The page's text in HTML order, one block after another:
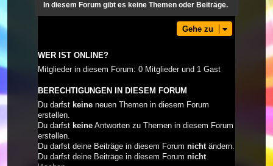
In diesem Forum gibt es keine Themen oder Beiträge.
Gehe zu
WER IST ONLINE?
Mitglieder in diesem Forum: 0 Mitglieder und 1 Gast
BERECHTIGUNGEN IN DIESEM FORUM
Du darfst keine neuen Themen in diesem Forum
erstellen.
Du darfst keine Antworten zu Themen in diesem Forum
erstellen.
Du darfst deine Beiträge in diesem Forum nichtändern.
Du darfst deine Beiträge in diesem Forum nicht